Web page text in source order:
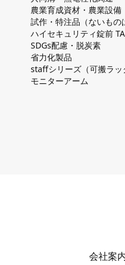
農業育成資材・農業設備
試作・特注品（ないもの
ハイセキュリティ錠前
SDGs配慮・脱炭素
省力化製品
staffシリーズ（可搬ラッ
モニターアーム
会社案